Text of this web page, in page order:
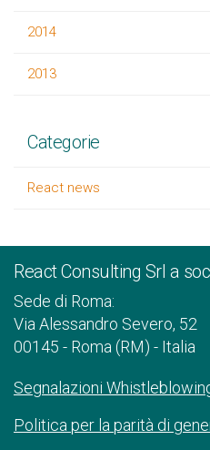
2014
2013
Categorie
React news
React Consulting Srl a
Sede di Roma:
Via Alessandro Severo, 52
00145 - Roma (RM) - Italia
Segnalazioni
Politica per la parità di